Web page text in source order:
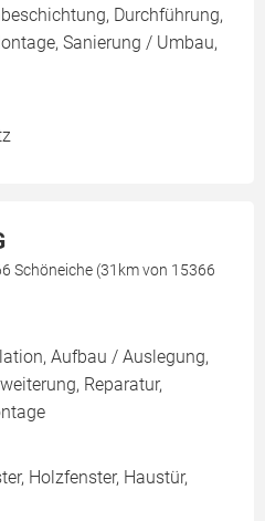
Durchführung,
Sanierung / Umbau,
Schöneiche (31km von 15366
Aufbau / Auslegung,
Reparatur,
Holzfenster, Haustür,